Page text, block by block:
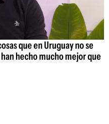
que en Uruguay no se
hecho mucho mejor que